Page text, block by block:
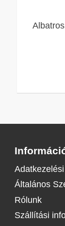
Általános
Rólunk
Szállítási